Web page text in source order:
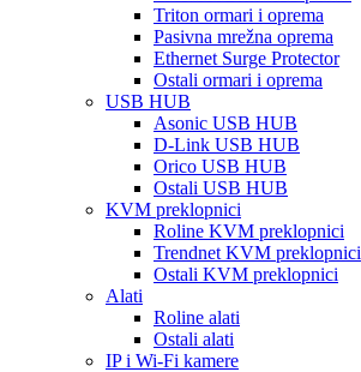
Triton ormari i oprema
Pasivna mrežna oprema
Ethernet Surge Protector
Ostali ormari i oprema
USB HUB
Asonic USB HUB
D-Link USB HUB
Orico USB HUB
Ostali USB HUB
KVM preklopnici
Roline KVM preklopnici
Trendnet KVM preklopnici
Ostali KVM preklopnici
Alati
Roline alati
Ostali alati
IP i Wi-Fi kamere